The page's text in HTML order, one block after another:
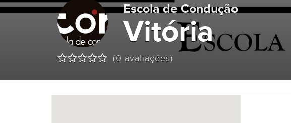
Escola de Condução
Vitória
(0 avaliações)